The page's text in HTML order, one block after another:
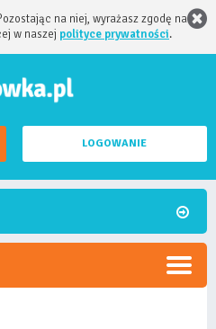
na niej, wyrażasz zgodę na
w naszej polityce prywatności.
LOGOWANIE